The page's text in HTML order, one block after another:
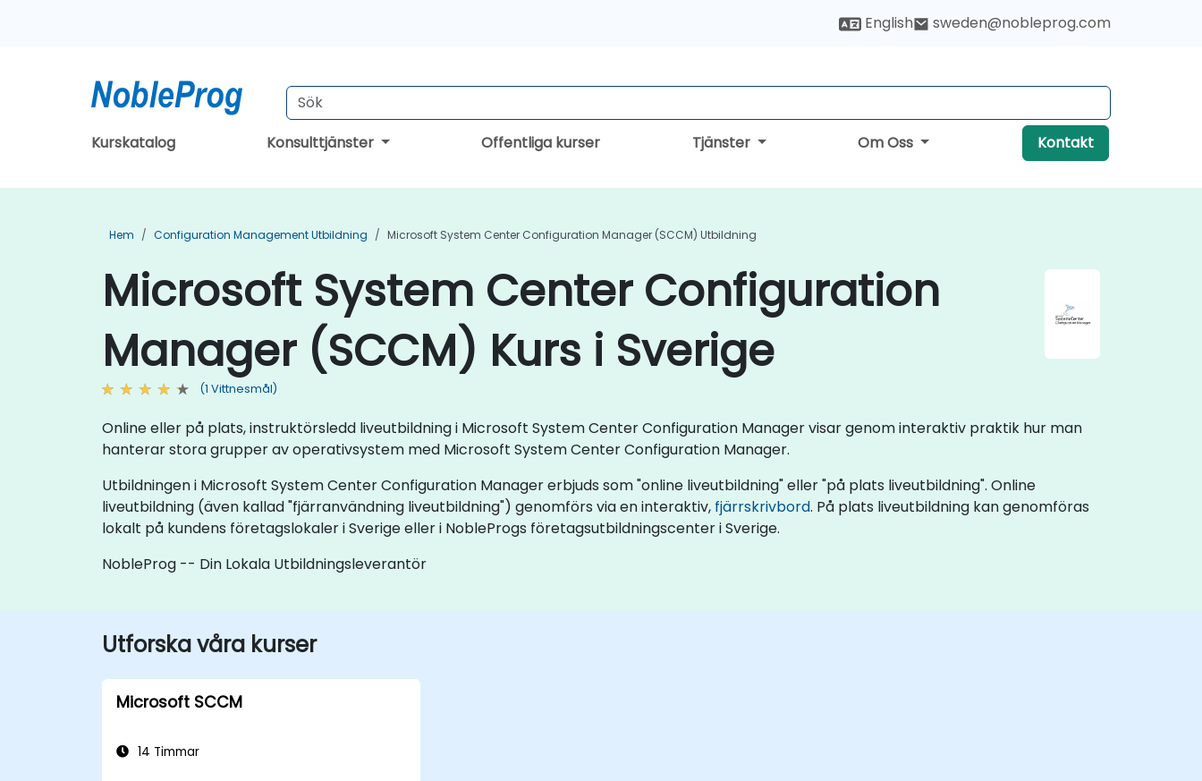
English sweden@nobleprog.com
Kurskatalog Konsulttjänster Offentliga kurser Tjänster Om Oss Kontakt
Hem Configuration Management Utbildning Microsoft System Center Configuration Manager (SCCM) Utbildning
Microsoft System Center Configuration
Manager (SCCM) Kurs i Sverige
(1 Vittnesmål)
Online eller på plats, instruktörsledd liveutbildning i Microsoft System Center Configuration Manager visar genom interaktiv praktik hur man
hanterar stora grupper av operativsystem med Microsoft System Center Configuration Manager.
Utbildningen i Microsoft System Center Configuration Manager erbjuds som "online liveutbildning" eller "på plats liveutbildning". Online
liveutbildning (även kallad "fjärranvändning liveutbildning") genomförs via en interaktiv, fjärrskrivbord. På plats liveutbildning kan genomföras
lokalt på kundens företagslokaler i Sverige eller i NobleProgs företagsutbildningscenter i Sverige.
NobleProg -- Din Lokala Utbildningsleverantör
Utforska våra kurser
Microsoft SCCM
14 Timmar